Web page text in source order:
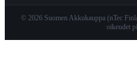
© 2026 Suomen Akkukauppa (nTec
oikeudet